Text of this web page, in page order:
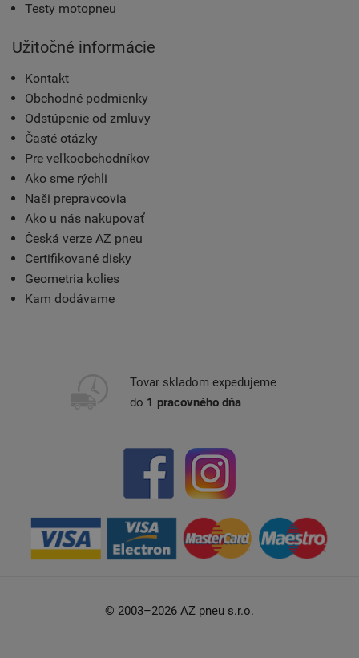
Testy motopneu
Užitočné informácie
Kontakt
Obchodné podmienky
Odstúpenie od zmluvy
Časté otázky
Pre veľkoobchodníkov
Ako sme rýchli
Naši prepravcovia
Ako u nás nakupovať
Česká verze AZ pneu
Certifikované disky
Geometria kolies
Kam dodávame
Tovar skladom expedujeme
do 1 pracovného dňa
© 2003–2026 AZ pneu s.r.o.